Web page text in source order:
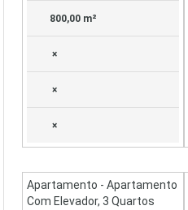
800,00 m²
×
×
×
Apartamento - Apartamento
Com Elevador, 3 Quartos